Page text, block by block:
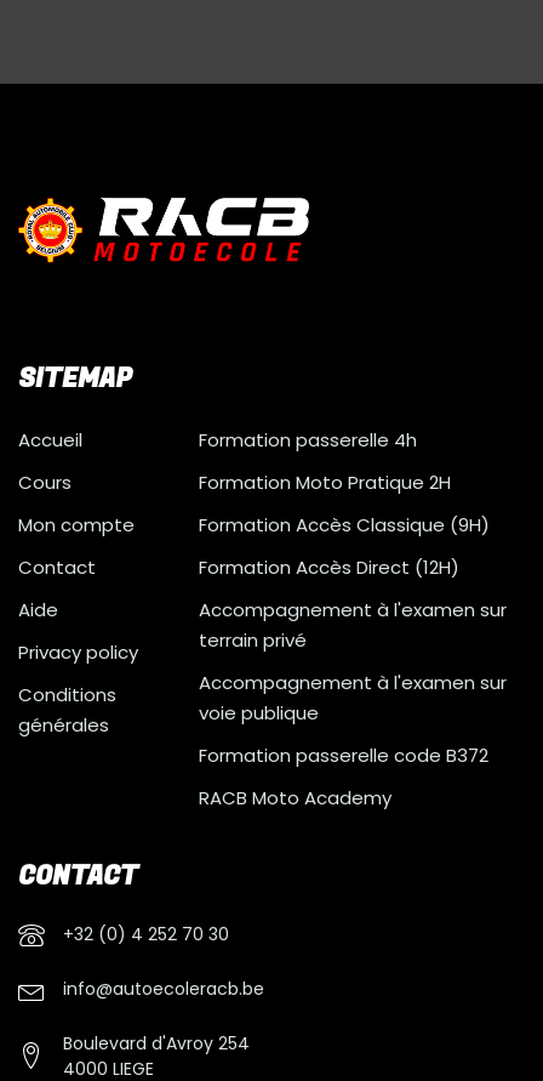
SITEMAP
Accueil
Cours
Mon compte
Contact
Aide
Privacy policy
Conditions
générales
Formation passerelle 4h
Formation Moto Pratique 2H
Formation Accès Classique (9H)
Formation Accès Direct (12H)
Accompagnement à l'examen sur
terrain privé
Accompagnement à l'examen sur
voie publique
Formation passerelle code B372
RACB Moto Academy
CONTACT
+32 (0) 4 252 70 30
info@autoecoleracb.be
Boulevard d'Avroy 254
4000 LIEGE